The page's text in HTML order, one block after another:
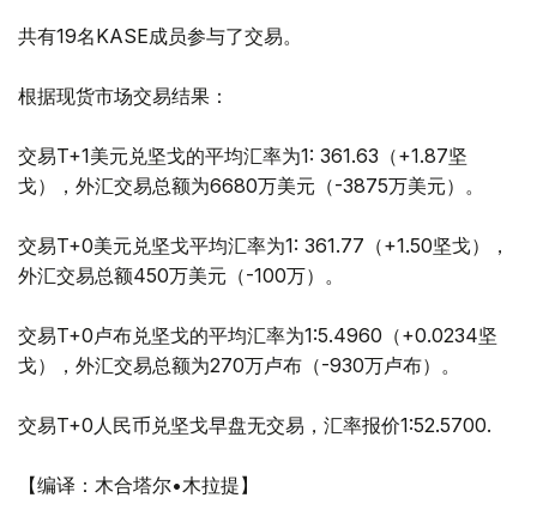
共有19名KASE成员参与了交易。
根据现货市场交易结果：
交易T+1美元兑坚戈的平均汇率为1: 361.63（+1.87坚
戈），外汇交易总额为6680万美元（-3875万美元）。
交易T+0美元兑坚戈平均汇率为1: 361.77（+1.50坚戈），
外汇交易总额450万美元（-100万）。
交易T+0卢布兑坚戈的平均汇率为1:5.4960（+0.0234坚
戈），外汇交易总额为270万卢布（-930万卢布）。
交易T+0人民币兑坚戈早盘无交易，汇率报价1:52.5700.
【编译：木合塔尔•木拉提】